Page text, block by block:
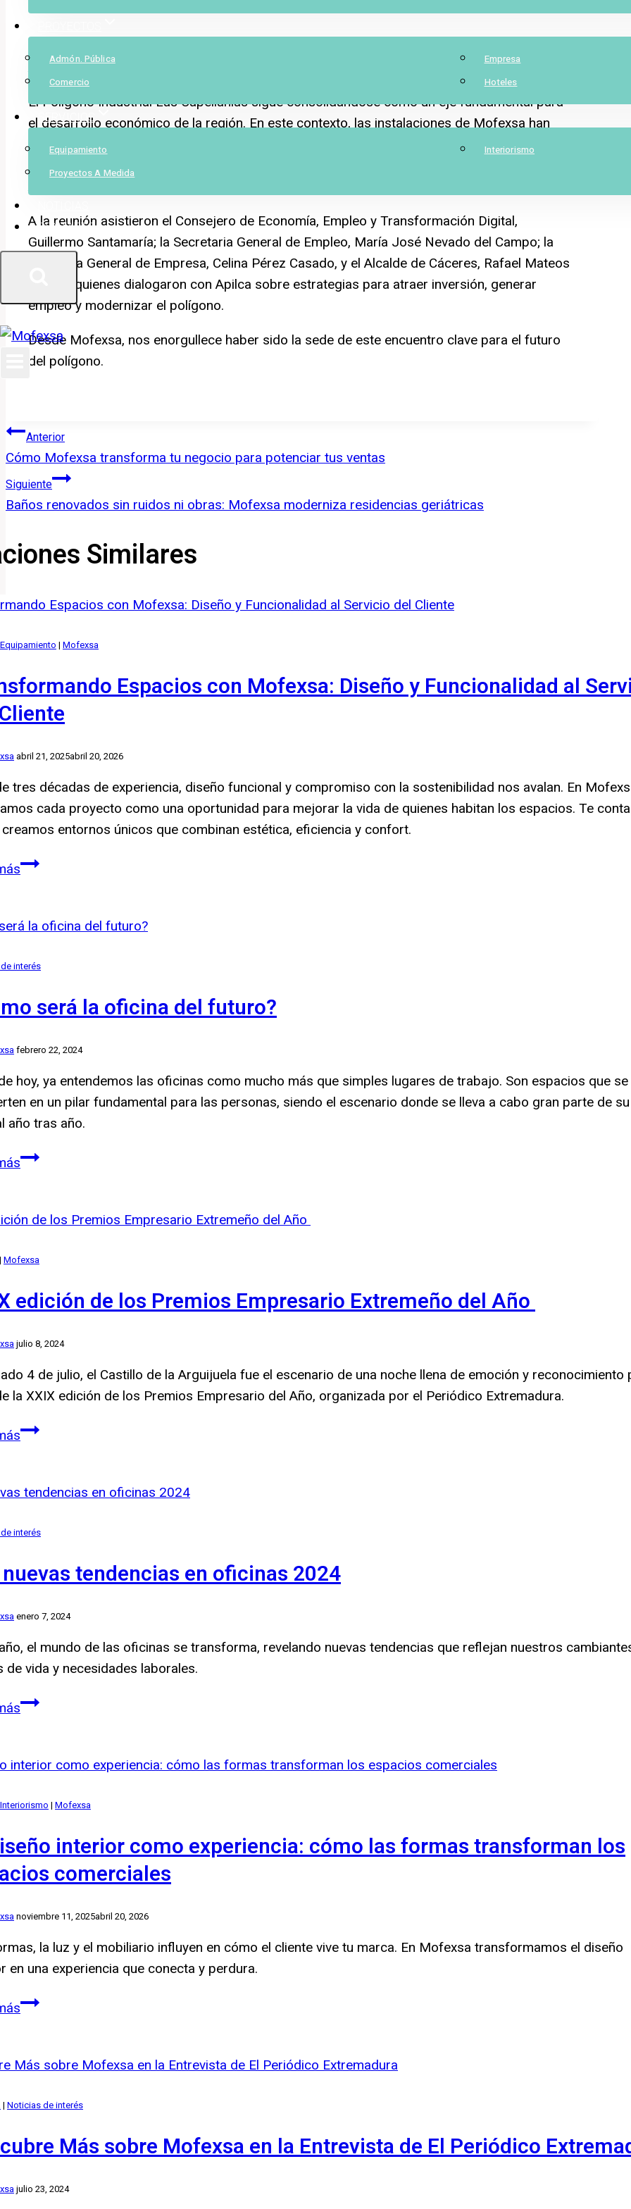
Admón. Pública
Empresa
Comercio
Hoteles
SERVICIOS
Equipamiento
Interiorismo
Proyectos A Medida
CONTACTO
Ayuntamiento de Cáceres para potenciar la inversión y el empleo en Las Capellanías.
El Polígono Industrial Las Capellanías sigue consolidándose como un eje fundamental para
el desarrollo económico de la región. En este contexto, las instalaciones de Mofexsa han
sido el escenario de este importante encuentro entre la Asociación de Empresarios del
Polígono Industrial Las Capellanías (Apilca), representantes de la Junta de Extremadura y el
A la reunión asistieron el Consejero de Economía, Empleo y Transformación Digital,
Guillermo Santamaría; la Secretaria General de Empleo, María José Nevado del Campo; la
Directora General de Empresa, Celina Pérez Casado, y el Alcalde de Cáceres, Rafael Mateos
Pizarro quienes dialogaron con Apilca sobre estrategias para atraer inversión, generar
empleo y modernizar el polígono.
Desde Mofexsa, nos enorgullece haber sido la sede de este encuentro clave para el futuro
del polígono.
Navegación
de
entradas
Anterior
Cómo Mofexsa transforma tu negocio para potenciar tus ventas
Siguiente
Baños renovados sin ruidos ni obras: Mofexsa moderniza residencias geriátricas
Similares
Equipamiento | Mofexsa
Espacios con Mofexsa: Diseño y Funcionalidad al
abril 21, 2025abril 20, 2026
tres décadas de experiencia, diseño funcional y compromiso con la sostenibilidad nos avalan. En
cada proyecto como una oportunidad para mejorar la vida de quienes habitan los espacios. Te
entornos únicos que combinan estética, eficiencia y confort.
Transformando
Mofexsa:
y
al
del
Cliente
interés
será la oficina del futuro?
febrero 22, 2024
hoy, ya entendemos las oficinas como mucho más que simples lugares de trabajo. Son espacios que se
en un pilar fundamental para las personas, siendo el escenario donde se lleva a cabo gran parte de
año tras año.
¿Cómo
oficina
futuro?
Mofexsa
edición de los Premios Empresario Extremeño del Año
julio 8, 2024
4 de julio, el Castillo de la Arguijuela fue el escenario de una noche llena de emoción y reconocimiento
la XXIX edición de los Premios Empresario del Año, organizada por el Periódico Extremadura.
XXIX
los
Empresario
del
interés
tendencias en oficinas 2024
enero 7, 2024
el mundo de las oficinas se transforma, revelando nuevas tendencias que reflejan nuestros
de vida y necesidades laborales.
Las
en
2024
Interiorismo | Mofexsa
interior como experiencia: cómo las formas transforman los
comerciales
noviembre 11, 2025abril 20, 2026
la luz y el mobiliario influyen en cómo el cliente vive tu marca. En Mofexsa transformamos el diseño
en una experiencia que conecta y perdura.
El
como
cómo
formas
los
| Noticias de interés
Más sobre Mofexsa en la Entrevista de El Periódico
julio 23, 2024